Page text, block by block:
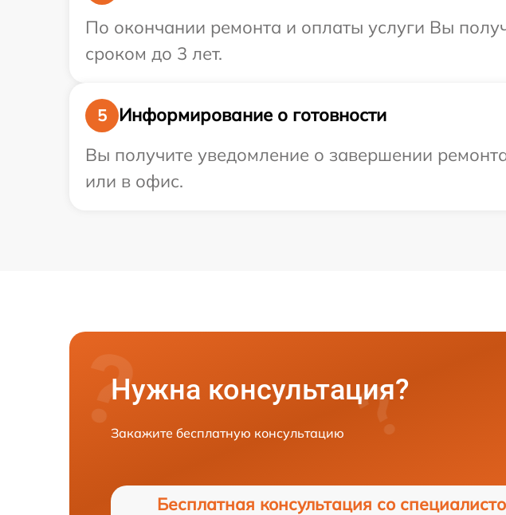
По окончании ремонта и оплаты услуги Вы
сроком до 3 лет.
5
Информирование о готовности
Вы получите уведомление о завершении
или в офис.
Нужна консультация?
Закажите бесплатную консультацию
Бесплатная консультация со